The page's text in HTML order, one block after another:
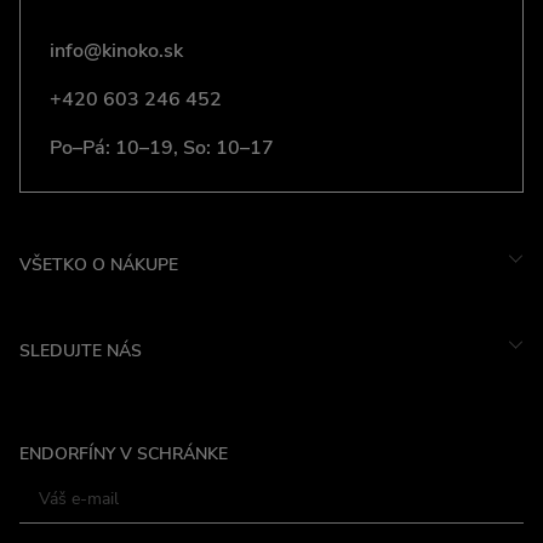
info@kinoko.sk
+420 603 246 452
Po–Pá: 10–19, So: 10–17
VŠETKO O NÁKUPE
SLEDUJTE NÁS
Facebook
ENDORFÍNY V SCHRÁNKE